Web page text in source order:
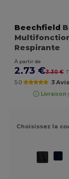
Beechfield
Respirante
À partir de
2.73 €3.30 €
5.0 3 Avis
Livraison
Choisissez la